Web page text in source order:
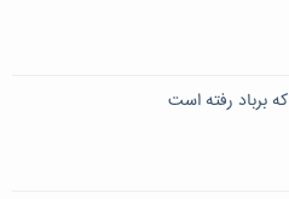
برباد رفته است